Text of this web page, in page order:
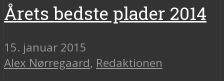
Årets bedste plader 2014
15. januar 2015
Alex Nørregaard, Redaktionen